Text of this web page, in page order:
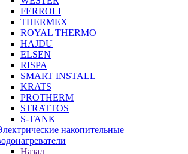
FERROLI
THERMEX
ROYAL THERMO
HAJDU
ELSEN
RISPA
SMART INSTALL
KRATS
PROTHERM
STRATTOS
S-TANK
накопительные
Назад